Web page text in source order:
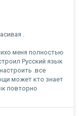
.
меня полностью
Русский язык
.все
может кто знает
повторно